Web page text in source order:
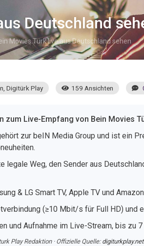
Deutschland
Movies Türk live aus Deutschland sehen
Digitürk Play 159 Ansichten
zum Live-Empfang von Bein Movies
zur beIN Media Group und ist ein
legale Weg, den Sender aus
& LG Smart TV, Apple TV und
(≥10 Mbit/s für Full HD) und
und Aufnahme im Live-Stream, bis zu
Play Redaktion · Offizielle Quelle: digiturkplay.net